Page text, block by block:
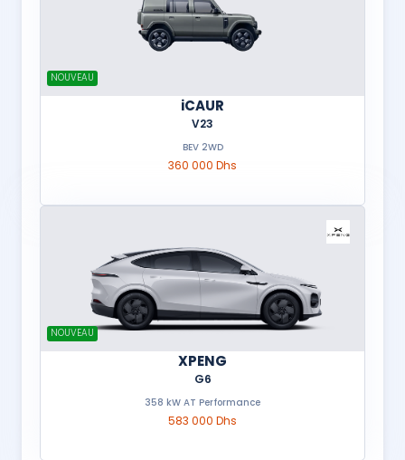
NOUVEAU
iCAUR
V23
BEV 2WD
360 000 Dhs
NOUVEAU
XPENG
G6
358 kW AT Performance
583 000 Dhs